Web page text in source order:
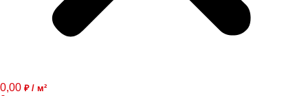
0,00 ₽ / м²